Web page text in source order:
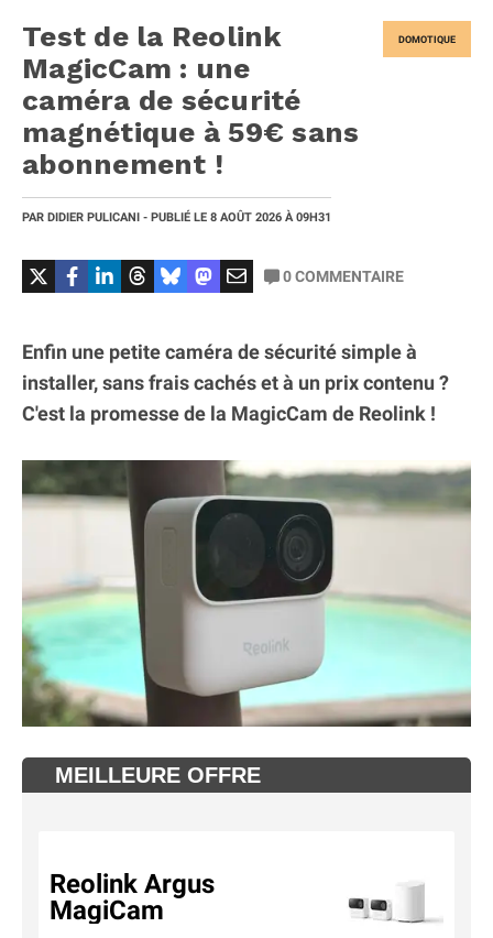
DOMOTIQUE
Test de la Reolink
MagicCam : une
caméra de sécurité
magnétique à 59€ sans
abonnement !
PAR DIDIER PULICANI - PUBLIÉ LE 8 AOÛT 2026 À 09H31
0COMMENTAIRE
Enfin une petite caméra de sécurité simple à
installer, sans frais cachés et à un prix contenu ?
C'est la promesse de la MagicCam de Reolink !
MEILLEURE OFFRE
Reolink Argus
MagiCam